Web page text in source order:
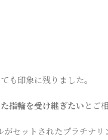
も印象に残りました。
指輪を受け継ぎたい とご
セットされたプラチナリ